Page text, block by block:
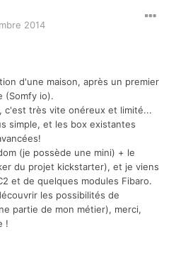
2014
d'une maison, après un premier
(Somfy io).
c'est très vite onéreux et limité...
simple, et les box existantes
(je possède une mini) + le
du projet kickstarter), et je viens
et de quelques modules Fibaro.
les possibilités de
partie de mon métier), merci,
!